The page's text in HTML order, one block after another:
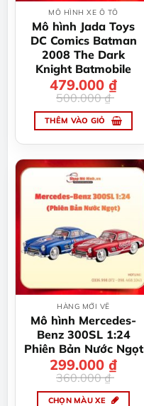
thể
được
chọn
trên
trang
sản
phẩm
MÔ HÌNH XE Ô TÔ
Mô hình Jada Toys
DC Comics Batman
2008 The Dark
Knight Batmobile
500.000₫
Giá
gốc
là:
500.000 ₫.
479.000 ₫
Giá
hiện
tại
là:
479.000 ₫.
THÊM VÀO GIỎ
HÀNG MỚI VỀ
Mô hình Mercedes-
Benz 300SL 1:24
Phiên Bản Nước Ngọt
360.000₫
Giá
gốc
là:
360.000 ₫.
299.000 ₫
Giá
hiện
tại
là:
299.000 ₫.
CHỌN MÀU XE